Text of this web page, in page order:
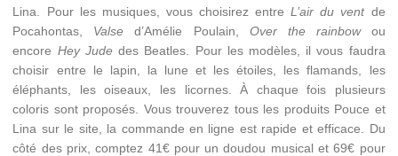
Lina. Pour les musiques, vous choisirez entreL’air du ventde
Pocahontas, Valse d’Amélie Poulain, Over the rainbow ou
encore Hey Judedes Beatles. Pour les modèles, il vous faudra
choisir entre le lapin, la lune et les étoiles, les flamands, les
éléphants, les oiseaux, les licornes. À chaque fois plusieurs
coloris sont proposés. Vous trouverez tous les produits Pouce et
Lina sur le site, la commande en ligne est rapide et efficace. Du
côté des prix, comptez 41€ pour un doudou musical et 69€ pour